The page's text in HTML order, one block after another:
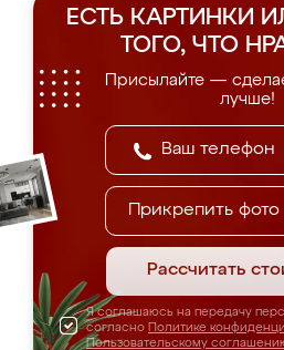
ЕСТЬ КАРТИНКИ
ТОГО, ЧТО
Присылайте —
лучше!
Прикрепить фото
Рассчитать
Я соглашаюсь на передачу
согласно Политике
Пользовательскому